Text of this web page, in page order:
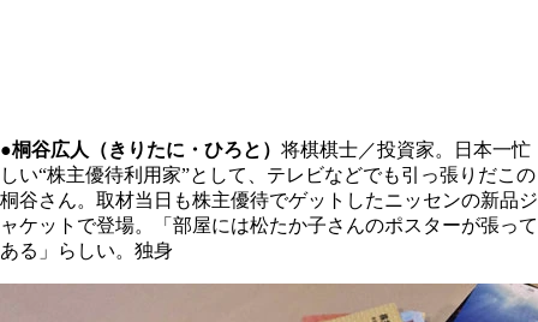
●桐谷広人（きりたに・ひろと） 将棋棋士／投資家。日本一忙
しい“株主優待利用家”として、テレビなどでも引っ張りだこの
桐谷さん。取材当日も株主優待でゲットしたニッセンの新品ジ
ャケットで登場。「部屋には松たか子さんのポスターが張って
ある」らしい。独身